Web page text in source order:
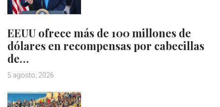
EEUU ofrece más de 100 millones de
dólares en recompensas por cabecillas
de…
5 agosto, 2026